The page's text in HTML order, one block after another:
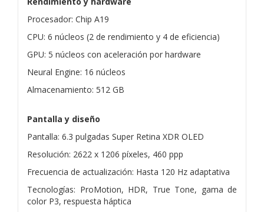
Procesador: Chip A19
CPU: 6 núcleos (2 de rendimiento y 4 de eficiencia)
GPU: 5 núcleos con aceleración por hardware
Neural Engine: 16 núcleos
Almacenamiento: 512 GB
Pantalla y diseño
Pantalla: 6.3 pulgadas Super Retina XDR OLED
Resolución: 2622 x 1206 píxeles, 460 ppp
Frecuencia de actualización: Hasta 120 Hz adaptativa
Tecnologías: ProMotion, HDR, True Tone, gama de
color P3, respuesta háptica